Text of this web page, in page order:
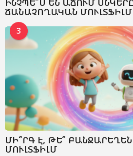
ՃԱՆԱՉՈՂԱԿԱՆ ՄՈՒԼՏՖԻԼՄ
3
ՄԻ՞ՐԳ Է, ԹԵ՞
ՄՈՒԼՏՖԻԼՄ